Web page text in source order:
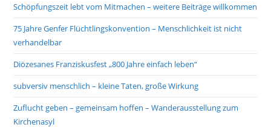
Schöpfungszeit lebt vom Mitmachen – weitere Beiträge willkommen
75 Jahre Genfer Flüchtlingskonvention – Menschlichkeit ist nicht
verhandelbar
Diözesanes Franziskusfest „800 Jahre einfach leben“
subversiv menschlich – kleine Taten, große Wirkung
Zuflucht geben – gemeinsam hoffen – Wanderausstellung zum
Kirchenasyl